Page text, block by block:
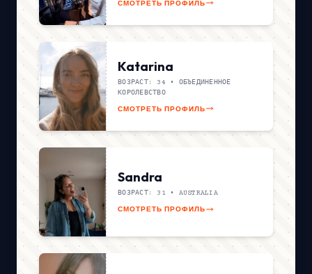
СМОТРЕТЬ ПРОФИЛЬ
Katarina
ВОЗРАСТ: 34 • ОБЪЕДИНЕННОЕ
КОРОЛЕВСТВО
СМОТРЕТЬ ПРОФИЛЬ
Sandra
ВОЗРАСТ: 31 • AUSTRALIA
СМОТРЕТЬ ПРОФИЛЬ